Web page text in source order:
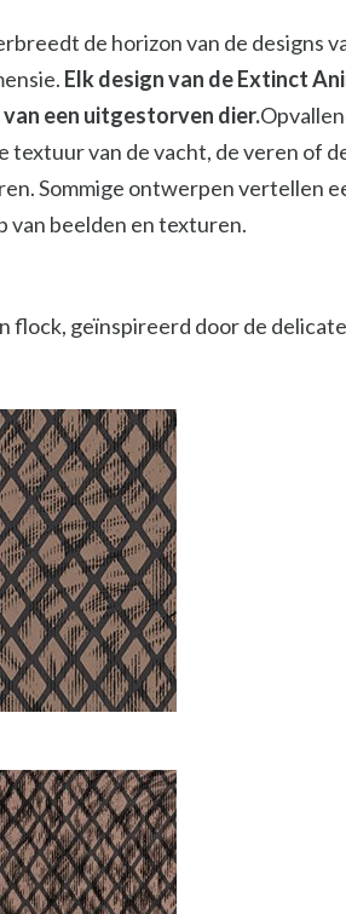
de horizon van de designs
Elk design van de Extinct
een uitgestorven dier.
textuur van de vacht, de veren of
Sommige ontwerpen vertellen
van beelden en texturen.
geïnspireerd door de